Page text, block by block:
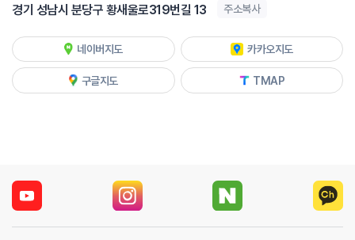
경기 성남시 분당구 황새울로319번길 13 주소복사
네이버지도 카카오지도
구글지도 TMAP